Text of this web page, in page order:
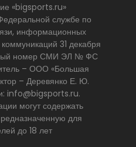
«bigsports.ru»
службе по
информационных
31 декабря
номер СМИ ЭЛ № ФС
– ООО «Большая
– Деревянко Е. Ю.
info@bigsports.ru.
могут содержать
для
до 18 лет